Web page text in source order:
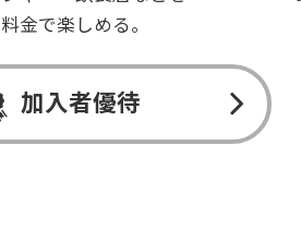
金で楽しめる。
加入者優待